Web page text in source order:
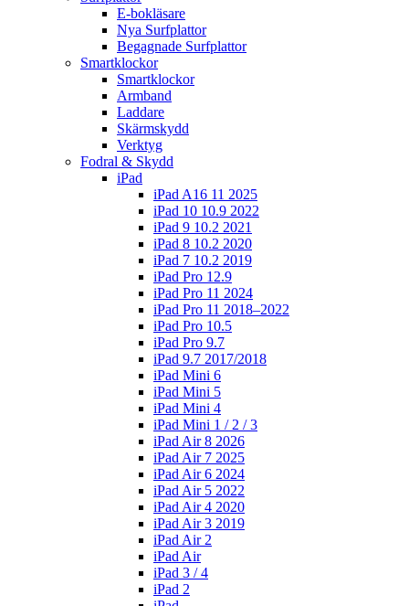
E-bokläsare
Nya Surfplattor
Begagnade Surfplattor
Smartklockor
Smartklockor
Armband
Laddare
Skärmskydd
Verktyg
Fodral & Skydd
iPad
iPad A16 11 2025
iPad 10 10.9 2022
iPad 9 10.2 2021
iPad 8 10.2 2020
iPad 7 10.2 2019
iPad Pro 12.9
iPad Pro 11 2024
iPad Pro 11 2018–2022
iPad Pro 10.5
iPad Pro 9.7
iPad 9.7 2017/2018
iPad Mini 6
iPad Mini 5
iPad Mini 4
iPad Mini 1 / 2 / 3
iPad Air 8 2026
iPad Air 7 2025
iPad Air 6 2024
iPad Air 5 2022
iPad Air 4 2020
iPad Air 3 2019
iPad Air 2
iPad Air
iPad 3 / 4
iPad 2